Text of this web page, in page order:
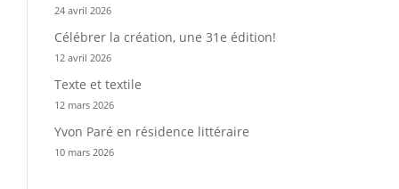
24 avril 2026
Célébrer la création, une 31e édition!
12 avril 2026
Texte et textile
12 mars 2026
Yvon Paré en résidence littéraire
10 mars 2026